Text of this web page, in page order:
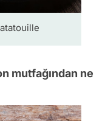
mutfağından ne